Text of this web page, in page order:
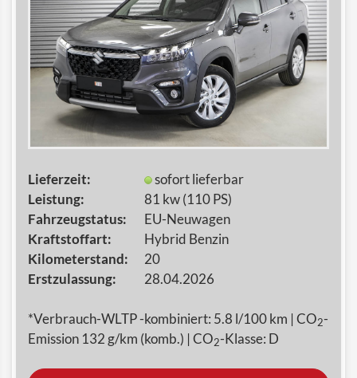
Lieferzeit:
Leistung:
Fahrzeugstatus:
Kraftstoffart:
Kilometerstand:
Erstzulassung:
sofort lieferbar
81 kw (110 PS)
EU-Neuwagen
Hybrid Benzin
20
28.04.2026
*Verbrauch-WLTP -kombiniert: 5.8 l/100 km | CO2-
Emission 132 g/km (komb.) | CO2-Klasse: D